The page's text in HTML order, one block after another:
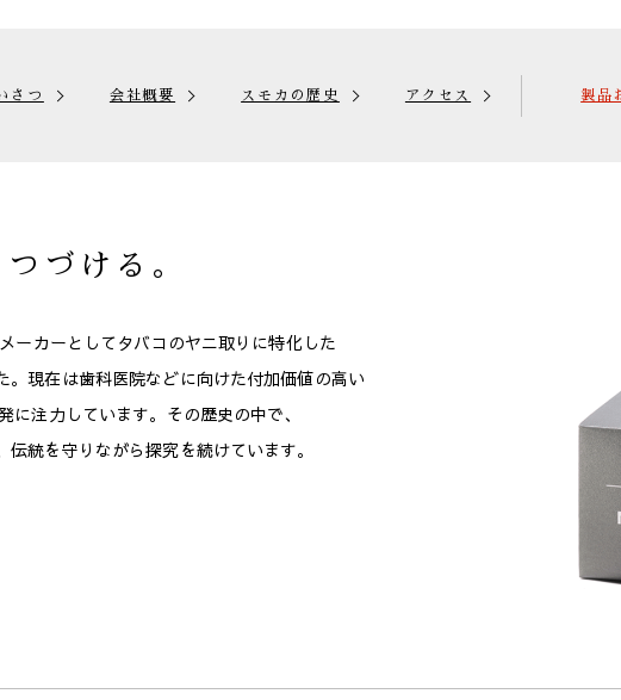
さつ 会社概要 スモカの歴史 アクセス 製品
づける。
ーカーとしてタバコのヤニ取りに特化した
。現在は歯科医院などに向けた付加価値の高い
に注力しています。 その歴史の中で、
伝統を守りながら探究を続けています。